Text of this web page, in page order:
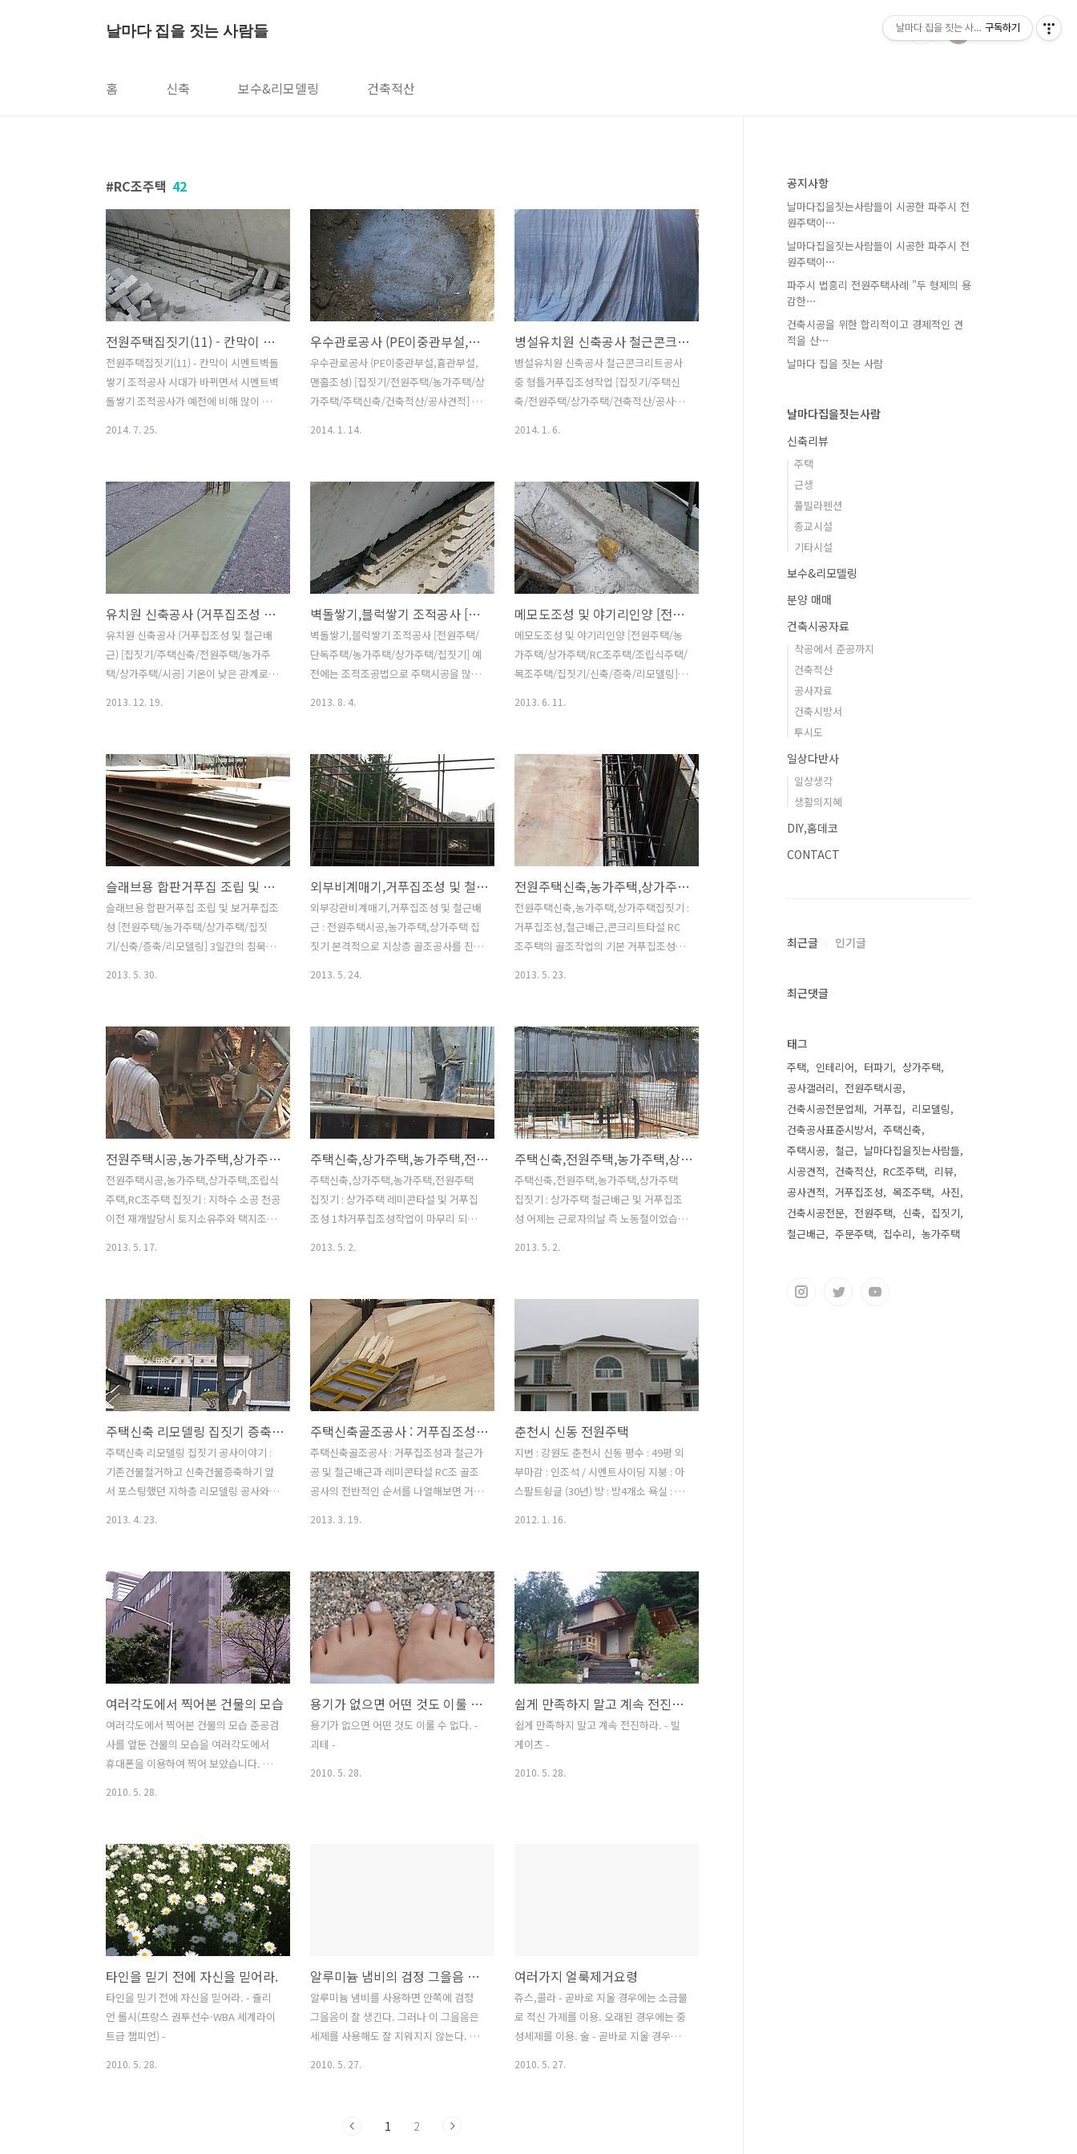
날마다 집을 짓는 사람들
홈 신축 보수&리모델링 건축적산
RC조주택 42
전원주택집짓기(11) - 칸막이 시멘트벽돌쌓기 조적공사
전원주택집짓기(11) - 칸막이 시멘트벽돌
쌓기 조적공사 시대가 바뀌면서 시멘트벽
돌쌓기 조적공사가 예전에 비해 많이 감
공사가 늘었다는... 하지만 아직까지도 물
과 연관있는 부위는 시멘트벽돌쌓기를 많
이 하는편입니다. 예를 들어 지붕층 방수
보호벽이나 화장실,욕실,발코니등의 칸막
이벽...등 시멘트벽돌쌓기는 한장쌓는
0.5B쌓기와 두장쌓는 1.0B가 주를 이루
며 예전 조적조 건물의 경우는 1.5B 이상
쌓기도 하였지요 아래 사진과 더불어 부
연 설명을 해볼께요 옥상 외부벽 시트방
수보호를 위한 보호벽 0.5B를 쌓고 콘크
리트 난간상단과 맞부닥치도록 수직으로
멘트벽..
2014. 7. 25.
우수관로공사 (PE이중관부설,흄관부설,맨홀조성) [집짓기/전원주택/농가주택/상가주택/주택신축/건축적산/공사견적]
우수관로공사 (PE이중관부설,흄관부설,
맨홀조성) [집짓기/전원주택/농가주택/상
가주택/주택신축/건축적산/공사견적] 집
되어있지 않다면 비로 인해 발생하는 피
해는 눈을보듯 뻔하지요. 그래서 요즘은
설계에도 한단계 업그레이드 되어 반영되
고 있는 실정입니다. 건물 내부가 되었든
외부가 되었든 물과 관련된 배수관사용시
물량을 충분히 고려하여 시공해야 합니
다. 어떤 경우는 설계도서 작성시 검토부
족인지 배관의 치수가 예상보다 작은 경
우가 있습니다. 이때 시공자는 상황에 맞
춰 크기를 상향조절할 필요가 있는데 곧
이 곧대로 설계도서대로 시공하는 경우가
는데 뭐가 문제냐고 반문..
2014. 1. 14.
병설유치원 신축공사 철근콘크리트공사 중 형틀거푸집조성작업 [집짓기/주택신축/전원주택/상가주택/건축적산/공사견적]
병설유치원 신축공사 철근콘크리트공사
중 형틀거푸집조성작업 [집짓기/주택신
축/전원주택/상가주택/건축적산/공사견
들기 위한 첫번째 작업으로 형틀거푸집
조성작업을 하게 되는데 요즘처럼 동절기
공사에는 가장 힘든 부분이 바로 철근콘
크리트 조성과정이죠. 날씨가 추워서 작
업자들의 안전은 물론 작업성과율이
70%를 밑돌게 됩니다. 준공일을 늦출수
있다면 동절기 공사를 잠시 멈췄다가 기
온이 적정선에 오를때 재개하는것이 원칙
이나 공정을 늦출 수 없는 상황일 경우 부
득이 보양을 하고 작업을 진행할 수 밖에
없게 됩니다. 이번 현장의 경우도 신축건
강행군합니다. 다행히 낮..
2014. 1. 6.
유치원 신축공사 (거푸집조성 및 철근배근) [집짓기/주택신축/전원주택/농가주택/상가주택/시공]
유치원 신축공사 (거푸집조성 및 철근배
근) [집짓기/주택신축/전원주택/농가주
택/상가주택/시공] 기온이 낮은 관계로 콘
야 하므로 별도 예산을 편성해야 합니다.
협의가 길어지지 않도록 조속한 조치가
필요한 대목이죠...^^ 기존 보일러가동을
위해 보일러실을 조성하였습니다. 형틀
거푸집은 뭐니 뭐니 해도 튼튼하게 조성
해야 합니다. 콘크리트 압을 충분히 버틸
수 있도록 말이죠.. 부속이 누락되지 않도
록 꼼꼼히 작업을 해야겠죠. 기본적으로
유로폼이 견고히 조성돼야 하고 보강작업
은 철저히.. 전원주택,상가주택,농가주
택,RC조주택,목조주택,조립식주택 집짓
토대로 착공에서..
2013. 12. 19.
벽돌쌓기,블럭쌓기 조적공사 [전원주택/단독주택/농가주택/상가주택/집짓기]
벽돌쌓기,블럭쌓기 조적공사 [전원주택/
단독주택/농가주택/상가주택/집짓기] 예
전에는 조적조공법으로 주택시공을 많이
는 젊은분들이 거의 없는 실정이죠.. 시대
가 바뀌면서 건축공법이 바뀌어 나가고
그에 따른 인력이 감축되는것은 자연스러
운 현상(?).. 요즘 힘좋고 일잘하는 벽돌 곰
방공들 보기가 힘든것도 그런 연유겠
죠...; 습식칸막이 벽도 요즘은 건식으로
거의 바뀌어 가고 있는 추세입니다. 다만
물을 사용하는 화장실이나 주방등은 아직
도 습식공법을 활용하고 있지요. 하지만
방수공법이 발달되면서 습식칸막이 보다
건식칸막이를 선호하는 추세로 바뀌어 가
식공법이 공사기간..
2013. 8. 4.
메모도조성 및 야기리인양 [전원주택/농가주택/상가주택/RC조주택/조립식주택/목조주택/집짓기/신축/증축/리모델링]
메모도조성 및 야기리인양 [전원주택/농
가주택/상가주택/RC조주택/조립식주택/
목조주택/집짓기/신축/증축/리모델링] 1
크리트타설후 그 위에 옹벽이 형성되는
형태입니다. 슬래브위에 옹벽이 형성되는
구조이므로 슬래브와 옹벽이 만나는 지점
이 콘크리트가 단절되는 형태가 되는것이
지요. 이런 구조이다보니 외부 발코니나
지붕의 경우 바닥과 파라펫(난간 옹벽)이
만나는 지점이 방수에 취약할 수가 있습
니다. 액체방수나 우레탄방수를 시공함에
있어 이음매 부분을 보강하고 작업을 하
지만 시간이 지나면서 이음매 부분에 크
랙이 발생할 소지가 있는것이죠.. 방수시
하여 하자요인을 철..
2013. 6. 11.
슬래브용 합판거푸집 조립 및 보거푸집조성 [전원주택/농가주택/상가주택/집짓기/신축/증축/리모델링]
슬래브용 합판거푸집 조립 및 보거푸집조
성 [전원주택/농가주택/상가주택/집짓
기/신축/증축/리모델링] 3일간의 침묵을
기승을 부리네요 크레인작업전에 슬리브
용 합판거푸집을 미리 짜맞춰 놓았습니
다. 작은 보와 테두리 보를 미리 조성한 사
진. 3일 비를 맞아서 철근에 약간의 녹이
슬었네요.. 가벼운 철근의 녹은 콘크리트
와의 부착력이 좋다는거 아시나요? 아마
도 건설기술자 교육을 받으신 분들이라면
제 얘기에 공감하시겠죠..^^ 굳이 녹이 나
게 할 필요는 없지만 그렇다고 철근이 녹
스는것에 너무 민감할 필요가 없다는 얘
기죠..^^ 3층으로 올라가는 계단실 사끼
마치려..
2013. 5. 30.
외부비계매기,거푸집조성 및 철근배근 : 전원주택시공,농가주택,상가주택 집짓기
외부강관비계매기,거푸집조성 및 철근배
근 : 전원주택시공,농가주택,상가주택 집
짓기 본격적으로 지상층 골조공사를 진행
성작업부터는 외부비계없이는 작업이 불
가능하다고 보시면 됩니다. 물론 저층의
경우 PT등 강관비계를 대체할만한것으로
발판을 대신하여 사용할수는 있지요 이때
주의할점은 사다리를 이용해서는 절대 안
된다는것입니다. 사다리는 사람이 오르고
내려오는 도구로 사용되는것이지 사다리
에 올라가서 작업행위를 하는것은 아주
위험한 발상입니다. 사다리를 이용하여
작업을 하다가 중대형 사고가 나는것을
꼭 명심하시고 사다리를 이용한 작업은
택,상가주택,RC조주택,조립식..
2013. 5. 24.
전원주택신축,농가주택,상가주택집짓기 : 거푸집조성,철근배근,콘크리트타설
전원주택신축,농가주택,상가주택집짓기 :
거푸집조성,철근배근,콘크리트타설 RC
조주택의 골조작업의 기본 거푸집조성과
더운 더위와의 싸움도 만만치 않답니다.
무더위에 일하는 사람들도 힘겹지만 콘크
리트 양생에도 절대 도움이 되질 않지요..
양생전에 수분이 다 빠져버리기라도 하
면... 콘크리트 타설후에 부직포를 덮어
살수를 해주기도 하지만 건조한 날씨에
쉴틈없이 살수를 해야 하는 고충이.. 한가
지 팁이라면 부직포보다 비닐을 덮어주면
수분의 증발을 막는데 도움이 된답니
다...^^ 보(가바리)철근 배근 후 반생을 이
용 외부거푸집 보강작업은 필수..^^ 보 철
작업을 진행합..
2013. 5. 23.
전원주택시공,농가주택,상가주택,조립식주택,RC조주택 집짓기 : 지하수천공
전원주택시공,농가주택,상가주택,조립식
주택,RC조주택 집짓기 : 지하수 소공 천공
이전 재개발당시 토지소유주와 택지조성
원을 요구하네요.. 수천만원을 들여 수도
를 인입하자니 배보다 배꼽이 크다고나
할까.. 결국 지하수개발을 선택하였습니
다. 굳이 대공을 뚫지 않고 소공을 천공하
여도 건물사용에는 크게 문제가 되지 않
겠죠.. 조금 시간은 걸렸지만 30미터 깊이
에서 수맥이 잡혔습니다...^^ 지하수 천공
작업 완료 후 기계철수 ~!! 만족할만큼 수
압이 쎄지는 않지만 아쉬운데로 도로청소
하는데는 굿!! 그 동안 가설용수가 없어 건
조하던 현장이 지하수개발로 깔끔하게 해
에..
2013. 5. 17.
주택신축,상가주택,농가주택,전원주택 집짓기 : 상가주택 레미콘타설 및 거푸집조성
주택신축,상가주택,농가주택,전원주택
집짓기 : 상가주택 레미콘타설 및 거푸집
조성 1차거푸집조성작업이 마무리 되어
근을 수직으로 미리 심어 지지대로 사용
합니다. 합벽의 경우 후레타이 사용이 불
가하므로 토류판에 반생걸이(화살촉)을
이용하는데 화살촉과 반생에만 100% 의
존하는것은 위험합니다. 그러므로 반대쪽
에 보강이 꼭 필요한것이죠.. 이때 주로 사
용하는것이 솔져인데 이번경우에는 서포
트로 그 역할을 대신하였습니다. 솔져든
서포트가 되었든 모든 지지대는 유격없이
꼼꼼히 고정해주어야 안전합니다. 콘크리
트 타설후 쉼없이 2차 옹벽거푸집조성을
가주택,상가주택,RC조..
2013. 5. 2.
주택신축,전원주택,농가주택,상가주택 집짓기 : 상가주택 철근배근 및 거푸집조성
주택신축,전원주택,농가주택,상가주택
집짓기 : 상가주택 철근배근 및 거푸집조
성 어제는 근로자의날 즉 노동절이었습니
빡빡해져서인지 그런 여유는 찾아보기가
받는 입장이나 마음의 여유가 없기는 매
한가지.. 노동절은 노무자들을 위한날이
기보다 공무원급 직장인들을 위해 만들어
놓은날 같다는.. 건설현장에서 일하는 노
무자들이 하루 일당을 포기하고 쉴수 있
는 사람이 몇이나 될까요?? 공휴일이라는
자체가 월급쟁이들에게는 요긴한날이지
만 건설노무자들에게는 달갑지 않은 날이
기도 하답니다...; 남들쉬는 노동절날 거
적으로 거푸집 점검을 실..
2013. 5. 2.
주택신축 리모델링 집짓기 증축공사 두번째이야기 : 지하건물을 1층건물로 리모델링공사
주택신축 리모델링 집짓기 공사이야기 :
기존건물철거하고 신축건물증축하기 앞
서 포스팅했던 지하층 리모델링 공사와
계단과 구건물 두채를 마저 철거하고 계
단없이 1층(기존 지하1층)으로 바로 들어
갈 수 있게 리모델링하고 좌측건물을 철
거한 자리에는 새 건물을 신축, 오른쪽 구
건물 철거와 앞쪽 토사를 모두 걷어내고
넓은 주차장을 확보하는 공사입니다. 철
거전의 지상1층(이후 2층)으로 연결된 높
은 계단의 전경입니다. 나이드신 노약자
나 어린이들이 오르내리기에는 보기만 해
도 부담스럽죠..; 1층 주차장으로 넓게 사
용할 수 있을법한 외부가 토사로 언덕형
철거전의 부속건..
2013. 4. 23.
주택신축골조공사 : 거푸집조성과 철근가공 및 철근배근과 레미콘타설
주택신축골조공사 : 거푸집조성과 철근가
공 및 철근배근과 레미콘타설 RC조 골조
공사의 전반적인 순서를 나열해보면 거푸
관, 스라브배관 (하부근 배근 후) 설비 : 옹
벽 슬리브, 스라브 슬리브 위 작업이 마무
리 된 후 콘크리트타설작업을 진행하면
골조작업이 한공정 일단락 됩니다. 공정
에 쫒기다 보면 스라브에 철근 배근이 끝
나는데로 콘크리트 타설을 급히 진행하는
경우가 있는데 전기나 설비작업을 깔끔히
마무리 할 수 있도록 시간을 한템포 늦추
는것이 좋습니다. 골조공사시 순간의 실
수가 대형사고로 이어질 수 있으므로 전
여유를 꼭 갖도록 해야 합니다. ..
2013. 3. 19.
춘천시 신동 전원주택
지번 : 강원도 춘천시 신동 평수 : 49평 외
부마감 : 인조석 / 시멘트사이딩 지붕 : 아
스팔트슁글 (30년) 방 : 방4개소 욕실 : 욕
2012. 1. 16.
여러각도에서 찍어본 건물의 모습
여러각도에서 찍어본 건물의 모습 준공검
사를 앞둔 건물의 모습을 여러각도에서
휴대폰을 이용하여 찍어 보았습니다. 날
2010. 5. 28.
용기가 없으면 어떤 것도 이룰 수 없다.
용기가 없으면 어떤 것도 이룰 수 없다. -
괴테 -
2010. 5. 28.
쉽게 만족하지 말고 계속 전진하라.
쉽게 만족하지 말고 계속 전진하라. - 빌
게이츠 -
2010. 5. 28.
타인을 믿기 전에 자신을 믿어라.
타인을 믿기 전에 자신을 믿어라. - 쥴리
언 롤시(프랑스 권투선수·WBA 세계라이
트급 챔피언) -
2010. 5. 28.
알루미늄 냄비의 검정 그을음 제거
알루미늄 냄비를 사용하면 안쪽에 검정
그을음이 잘 생긴다. 그러나 이 그을음은
세제를 사용해도 잘 지워지지 않는다. 이
외에 귤이나 레몬껍질을 이용해도 좋다.
2010. 5. 27.
여러가지 얼룩제거요령
쥬스,콜라 - 곧바로 지울 경우에는 소금물
로 적신 가제를 이용. 오래된 경우에는 중
성세제를 이용. 술 - 곧바로 지울 경우에
2010. 5. 27.
1 2
공지사항
날마다집을짓는사람들이 시공한 파주시 전
원주택이⋯
날마다집을짓는사람들이 시공한 파주시 전
원주택이⋯
파주시 법흥리 전원주택사례 "두 형제의 용
감한⋯
건축시공을 위한 합리적이고 경제적인 견
적을 산⋯
날마다 집을 짓는 사람
날마다집을짓는사람
신축리뷰
주택
근생
풀빌라펜션
종교시설
기타시설
보수&리모델링
분양 매매
건축시공자료
착공에서 준공까지
건축적산
공사자료
건축시방서
투시도
일상다반사
일상생각
생활의지혜
DIY,홈데코
CONTACT
최근글 인기글
최근댓글
태그
주택 인테리어 터파기
상가주택
공사갤러리
전원주택시공
건축시공전문업체
거푸집
리모델링
건축공사표준시방서
주택신축
주택시공
철근
날마다집을짓는사람들
시공견적
건축적산 RC조주택
리뷰
공사견적
거푸집조성 목조주택
사진
건축시공전문
전원주택 신축
집짓기
철근배근
주문주택 집수리 농가주택
날마다 집을 짓는 사람들구독하기